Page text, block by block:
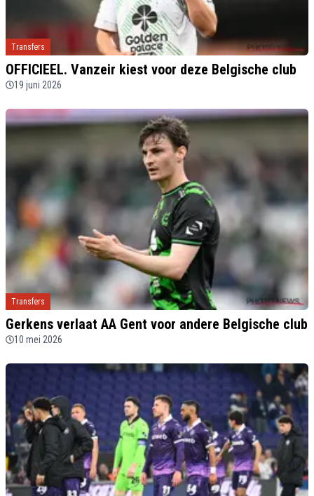
Transfers
OFFICIEEL. Vanzeir kiest voor deze Belgische club
19 juni 2026
Transfers
Gerkens verlaat AA Gent voor andere Belgische club
10 mei 2026